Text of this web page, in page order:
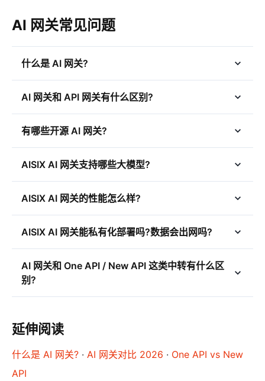
AI 网关常见问题
什么是 AI 网关?
AI 网关和 API 网关有什么区别?
有哪些开源 AI 网关?
AISIX AI 网关支持哪些大模型?
AISIX AI 网关的性能怎么样?
AISIX AI 网关能私有化部署吗?数据会出网吗?
AI 网关和 One API / New API 这类中转有什么区
别?
延伸阅读
什么是 AI 网关? · AI 网关对比 2026 · One API vs New
API